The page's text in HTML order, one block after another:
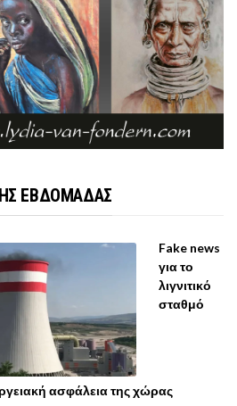
ΕΒΔΟΜΑΔΑΣ
Fake news
για το
λιγνιτικό
σταθμό
ασφάλεια της χώρας